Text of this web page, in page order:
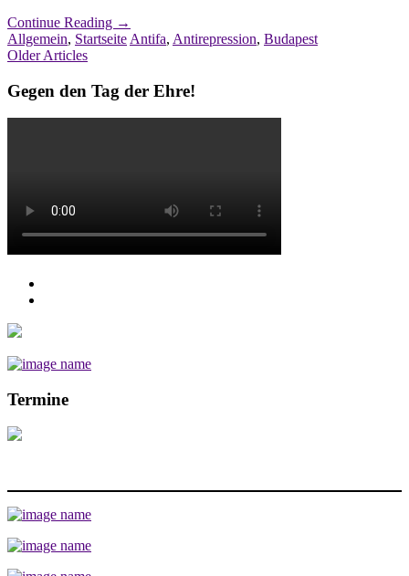
Continue Reading →
Allgemein, Startseite Antifa, Antirepression, Budapest
Post
Older Articles
Gegen den Tag der Ehre!
Termine